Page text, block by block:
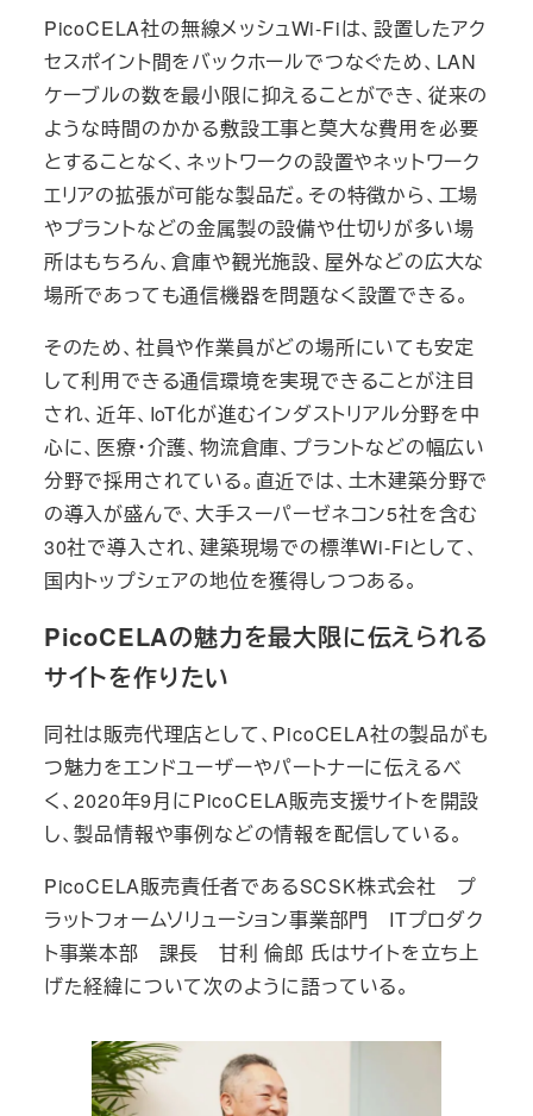
PicoCELA社の無線メッシュWi-Fiは、設置したアク
セスポイント間をバックホールでつなぐため、LAN
ケーブルの数を最小限に抑えることができ、従来の
ような時間のかかる敷設工事と莫大な費用を必要
とすることなく、ネットワークの設置やネットワーク
エリアの拡張が可能な製品だ。その特徴から、工場
やプラントなどの金属製の設備や仕切りが多い場
所はもちろん、倉庫や観光施設、屋外などの広大な
場所であっても通信機器を問題なく設置できる。
そのため、社員や作業員がどの場所にいても安定
して利用できる通信環境を実現できることが注目
され、近年、IoT化が進むインダストリアル分野を中
心に、医療・介護、物流倉庫、プラントなどの幅広い
分野で採用されている。直近では、土木建築分野で
の導入が盛んで、大手スーパーゼネコン5社を含む
30社で導入され、建築現場での標準Wi-Fiとして、
国内トップシェアの地位を獲得しつつある。
PicoCELAの魅力を最大限に伝えられる
サイトを作りたい
同社は販売代理店として、PicoCELA社の製品がも
つ魅力をエンドユーザーやパートナーに伝えるべ
く、2020年9月にPicoCELA販売支援サイトを開設
し、製品情報や事例などの情報を配信している。
PicoCELA販売責任者であるSCSK株式会社 プ
ラットフォームソリューション事業部門 ITプロダク
ト事業本部 課長 甘利 倫郎 氏はサイトを立ち上
げた経緯について次のように語っている。